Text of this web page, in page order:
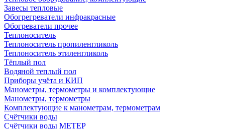
Завесы тепловые
Обогрегреватели инфракрасные
Обогреватели прочее
Теплоноситель
Теплоноситель пропиленгликоль
Теплоноситель этиленгликоль
Тёплый пол
Водяной теплый пол
Приборы учёта и КИП
Манометры, термометры и комплектующие
Манометры, термометры
Комплектующие к манометрам, термометрам
Счётчики воды
Счётчики воды МЕТЕР